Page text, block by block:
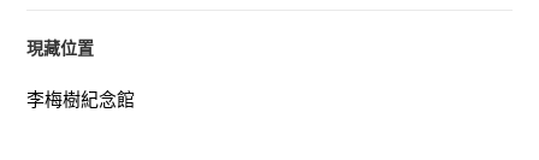
現藏位置
李梅樹紀念館